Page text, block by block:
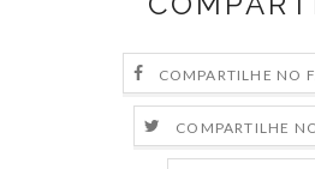
COMPARTILHE NO
COMPARTILHE